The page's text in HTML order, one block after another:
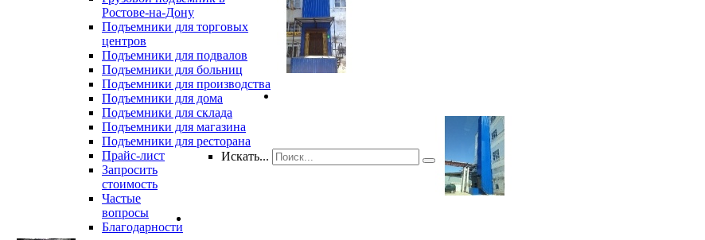
Ростове-на-Дону
Подъемники для торговых
центров
Подъемники для подвалов
Подъемники для больниц
Подъемники для производства
Подъемники для дома
Подъемники для склада
Подъемники для магазина
Подъемники для ресторана
Прайс-лист
Запросить
стоимость
Частые
вопросы
Благодарности
Искать...